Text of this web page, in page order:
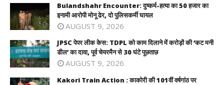
Bulandshahr Encounter: दुष्कर्म-हत्या का 50 हजार का
इनामी आरोपी मोनू ढेर, दो पुलिसकर्मी घायल
AUGUST 9, 2026
JPSC पेपर लीक केस: TDPL को काम दिलाने में करोड़ों की ‘कट मनी
डील’ का दावा, पूर्व चेयरमैन से 30 घंटे पूछताछ
AUGUST 9, 2026
Kakori Train Action : काकोरी की 101वीं वर्षगांठ पर